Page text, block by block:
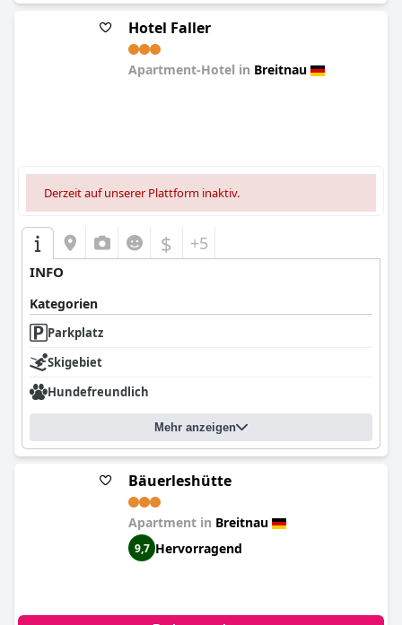
Hotel Faller
Apartment-Hotel in Breitnau
Derzeit auf unserer Plattform inaktiv.
$ +5
INFO
Kategorien
Parkplatz
Skigebiet
Hundefreundlich
Mehr anzeigen
Bäuerleshütte
Apartment in Breitnau
9,7 Hervorragend